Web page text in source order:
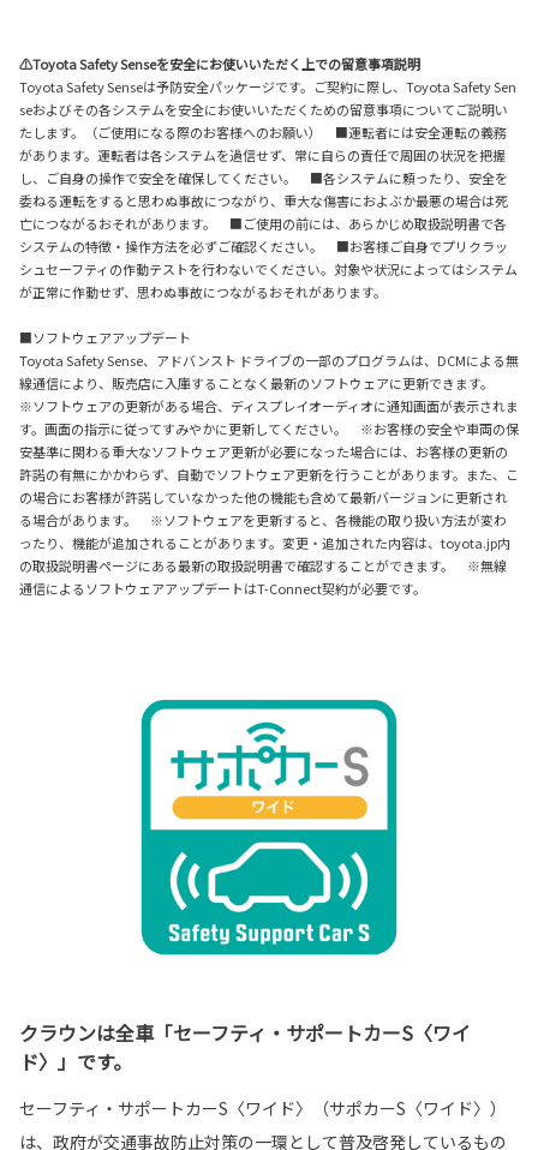
⚠Toyota Safety Senseを安全にお使いいただく上での留意事項説明
Toyota Safety Senseは予防安全パッケージです。ご契約に際し、Toyota Safety Sen
seおよびその各システムを安全にお使いいただくための留意事項についてご説明い
たします。（ご使用になる際のお客様へのお願い） ■運転者には安全運転の義務
があります。運転者は各システムを過信せず、常に自らの責任で周囲の状況を把握
し、ご自身の操作で安全を確保してください。 ■各システムに頼ったり、安全を
委ねる運転をすると思わぬ事故につながり、重大な傷害におよぶか最悪の場合は死
亡につながるおそれがあります。 ■ご使用の前には、あらかじめ取扱説明書で各
システムの特徴・操作方法を必ずご確認ください。 ■お客様ご自身でプリクラッ
シュセーフティの作動テストを行わないでください。対象や状況によってはシステム
が正常に作動せず、思わぬ事故につながるおそれがあります。
■ソフトウェアアップデート
Toyota Safety Sense、アドバンスト ドライブの一部のプログラムは、DCMによる無
線通信により、販売店に入庫することなく最新のソフトウェアに更新できます。
※ソフトウェアの更新がある場合、ディスプレイオーディオに通知画面が表示されま
す。画面の指示に従ってすみやかに更新してください。 ※お客様の安全や車両の保
安基準に関わる重大なソフトウェア更新が必要になった場合には、お客様の更新の
許諾の有無にかかわらず、自動でソフトウェア更新を行うことがあります。また、こ
の場合にお客様が許諾していなかった他の機能も含めて最新バージョンに更新され
る場合があります。 ※ソフトウェアを更新すると、各機能の取り扱い方法が変わ
ったり、機能が追加されることがあります。変更・追加された内容は、toyota.jp内
の取扱説明書ページにある最新の取扱説明書で確認することができます。 ※無線
通信によるソフトウェアアップデートはT-Connect契約が必要です。
クラウンは全車「セーフティ・サポートカーS〈ワイ
ド〉」です。
セーフティ・サポートカーS〈ワイド〉（サポカーS〈ワイド〉）
は、政府が交通事故防止対策の一環として普及啓発しているもの